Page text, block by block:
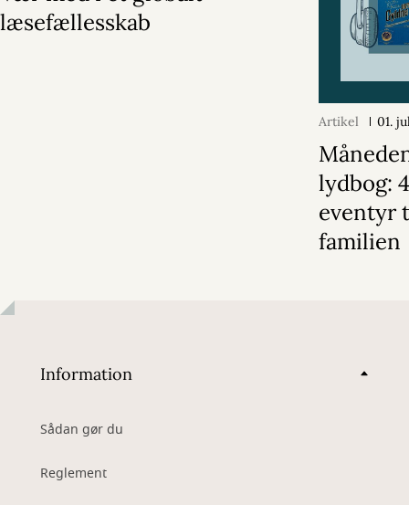
læsefællesskab
Artikel 01.
lydbog:
eventyr
familien
Information
Sådan gør du
Reglement